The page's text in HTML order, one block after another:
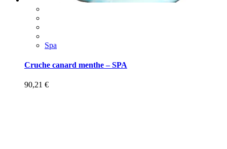
Spa
Cruche canard menthe – SPA
90,21 €